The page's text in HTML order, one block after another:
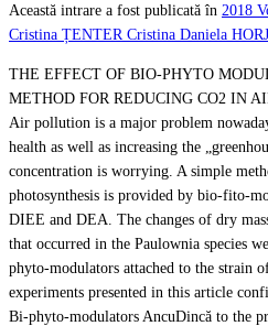
Această intrare a fost publicată în 2018
Cristina ȚENTER Cristina Daniela
THE EFFECT OF BIO-PHYTO
METHOD FOR REDUCING CO2 IN
Air pollution is a major problem
health as well as increasing the
concentration is worrying. A simple
photosynthesis is provided by bio-fito-
DIEE and DEA. The changes of dry
that occurred in the Paulownia species
phyto-modulators attached to the strain
experiments presented in this article
Bi-phyto-modulators AncuDincă to the